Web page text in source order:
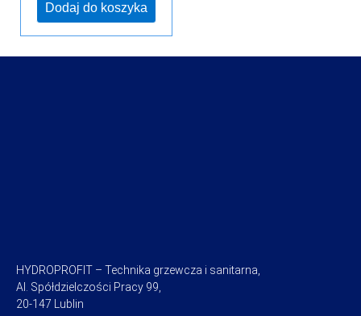
Dodaj do koszyka
HYDROPROFIT – Technika grzewcza i sanitarna,
Al. Spółdzielczości Pracy 99,
20-147 Lublin